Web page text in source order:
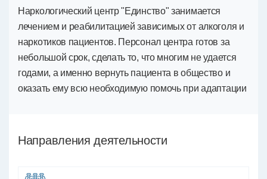
Наркологический центр "Единство" занимается
лечением и реабилитацией зависимых от алкоголя и
наркотиков пациентов. Персонал центра готов за
небольшой срок, сделать то, что многим не удается
годами, а именно вернуть пациента в общество и
оказать ему всю необходимую помочь при адаптации
Направления деятельности